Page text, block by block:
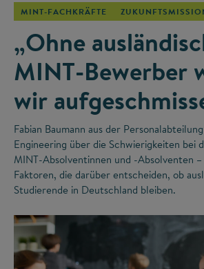
MINT-FACHKRÄFTE
„Ohne
MINT-Bewerber
wir
Fabian Baumann aus der
Engineering über die Schwierigkeiten bei
MINT-Absolventinnen und -Absolventen
Faktoren, die darüber entscheiden, ob
Studierende in Deutschland bleiben.